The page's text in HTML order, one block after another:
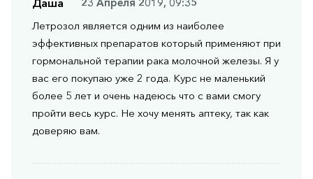
Летрозол является одним из наиболее
эффективных препаратов который применяют при
гормональной терапии рака молочной железы. Я у
вас его покупаю уже 2 года. Курс не маленький
более 5 лет и очень надеюсь что с вами смогу
пройти весь курс. Не хочу менять аптеку, так как
доверяю вам.